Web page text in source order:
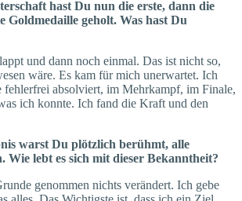
hast Du nun die erste, dann die
Goldmedaille geholt. Was hast Du
und dann noch einmal. Das ist nicht so,
wäre. Es kam für mich unerwartet. Ich
fehlerfrei absolviert, im Mehrkampf, im Finale,
ich konnte. Ich fand die Kraft und den
warst Du plötzlich berühmt, alle
Wie lebt es sich mit dieser Bekanntheit?
genommen nichts verändert. Ich gebe